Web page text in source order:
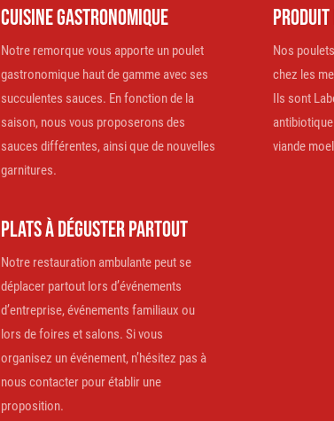
CUISINE GASTRONOMIQUE
Notre remorque vous apporte un poulet
gastronomique haut de gamme avec ses
succulentes sauces. En fonction de la
saison, nous vous proposerons des
sauces différentes, ainsi que de nouvelles
garnitures.
PLATS À DÉGUSTER PARTOUT
Notre restauration ambulante peut se
déplacer partout lors d’événements
d’entreprise, événements familiaux ou
lors de foires et salons. Si vous
organisez un événement, n’hésitez pas à
nous contacter pour établir une
proposition.
Nos
chez les
Ils sont
viande